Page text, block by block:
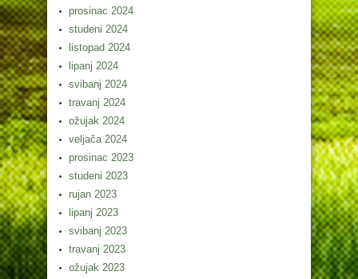
prosinac 2024
studeni 2024
listopad 2024
lipanj 2024
svibanj 2024
travanj 2024
ožujak 2024
veljača 2024
prosinac 2023
studeni 2023
rujan 2023
lipanj 2023
svibanj 2023
travanj 2023
ožujak 2023